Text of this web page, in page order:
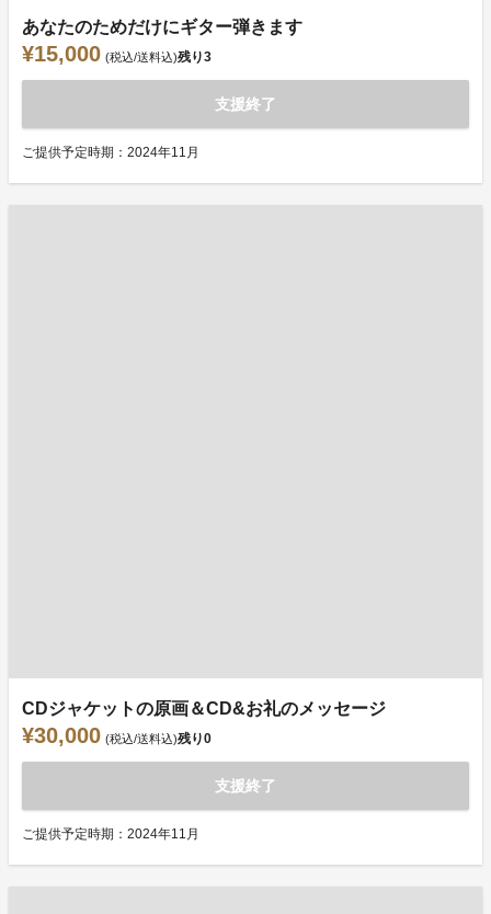
あなたのためだけにギター弾きます
¥15,000 (税込/送料込)残り3
支援終了
ご提供予定時期：2024年11月
CDジャケットの原画＆CD&お礼のメッセージ
¥30,000 (税込/送料込)残り0
支援終了
ご提供予定時期：2024年11月